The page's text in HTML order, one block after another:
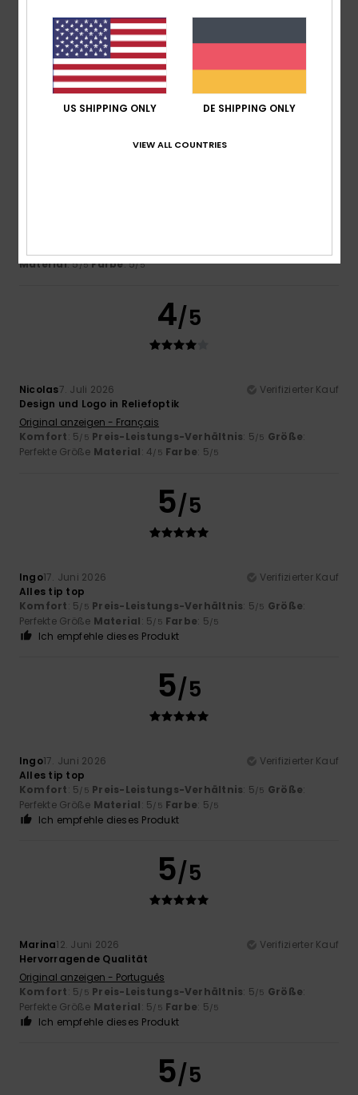
Original anzeigen - Français
Komfort: 5/5 Preis-Leistungs-Verhältnis
Perfekte GrößeMaterial: 5/5 Farbe: 5
Ich empfehle dieses Produkt
5
Material: 5/5 Farbe: 5/5
4/5
Nicolas7. Juli 2026
Verifizierter Kauf
Design und Logo in Reliefoptik
Original anzeigen - Français
Komfort: 5/5 Preis-Leistungs-Verhältnis: 5/5 Größe:
Perfekte Größe Material: 4/5 Farbe: 5/5
5/5
Ingo17. Juni 2026
Verifizierter Kauf
Alles tip top
Komfort: 5/5 Preis-Leistungs-Verhältnis: 5/5 Größe:
Perfekte Größe Material: 5/5 Farbe: 5/5
Ich empfehle dieses Produkt
5/5
Ingo17. Juni 2026
Verifizierter Kauf
Alles tip top
Komfort: 5/5 Preis-Leistungs-Verhältnis: 5/5 Größe:
Perfekte Größe Material: 5/5 Farbe: 5/5
Ich empfehle dieses Produkt
5/5
Marina12. Juni 2026
Verifizierter Kauf
Hervorragende Qualität
Original anzeigen - Português
Komfort: 5/5 Preis-Leistungs-Verhältnis: 5/5 Größe:
Perfekte Größe Material: 5/5 Farbe: 5/5
Ich empfehle dieses Produkt
5/5
US SHIPPING ONLY DE SHIPPING ONLY
VIEW ALL COUNTRIES